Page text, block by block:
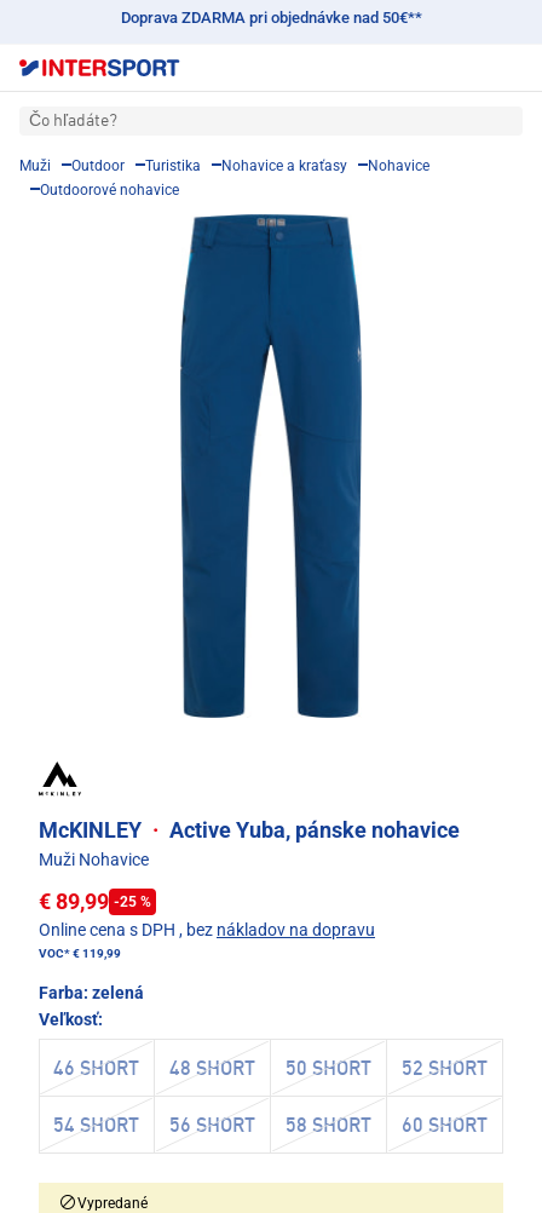
Doprava ZDARMA pri objednávke nad 50€**
Čo hľadáte?
Muži Outdoor Turistika Nohavice a kraťasy
Nohavice
Outdoorové nohavice
McKINLEY · Active Yuba, pánske nohavice
Muži Nohavice
€ 89,99 -25 %
Online cena s DPH , bez nákladov na dopravu
VOC*€ 119,99
Farba: zelená
Veľkosť:
46 SHORT 48 SHORT 50 SHORT 52 SHORT
54 SHORT 56 SHORT 58 SHORT 60 SHORT
Vypredané